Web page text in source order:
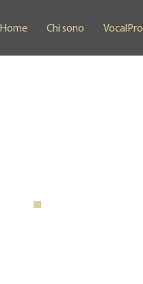
Home Chi sono VocalPro